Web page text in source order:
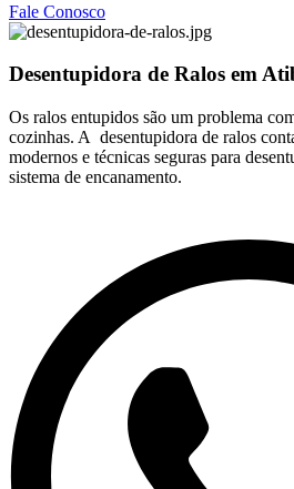
Fale Conosco
Desentupidora de Ralos em
Os ralos entupidos são um problema
cozinhas. A desentupidora de ralos
modernos e técnicas seguras para
sistema de encanamento.